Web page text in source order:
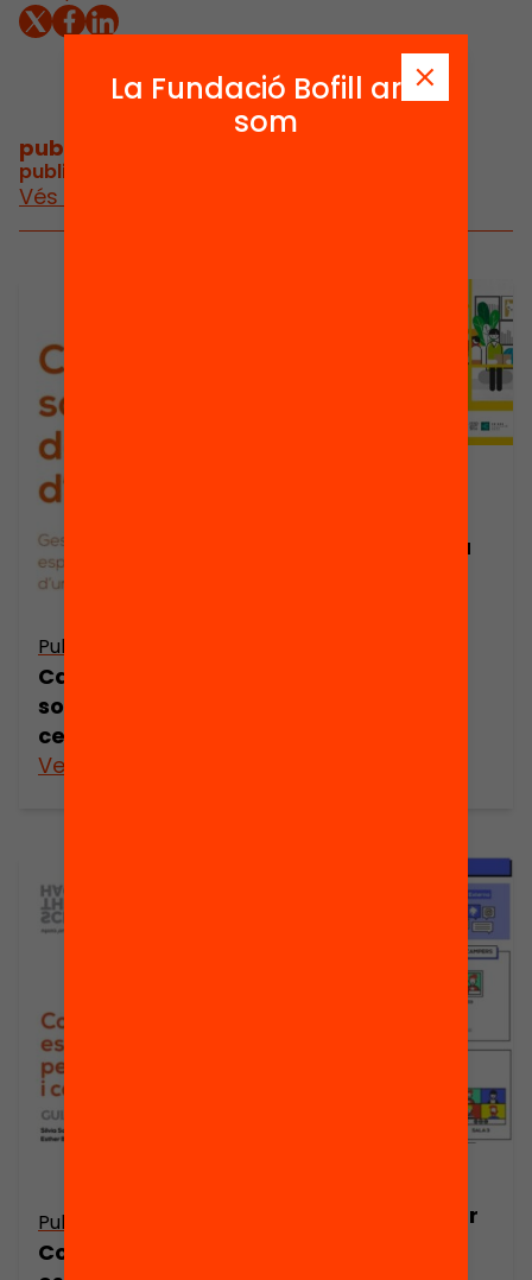
publicacions i vídeos
publicacions i vídeos del projecte
Vés a publicacions i vídeos
Publicació
Carta de
sol·licitud de
cessió d’espais
Veure’n més
nous usos de la
Publicació
Com dissenyar
Com organitzar
La Fundació Bofill ara
som